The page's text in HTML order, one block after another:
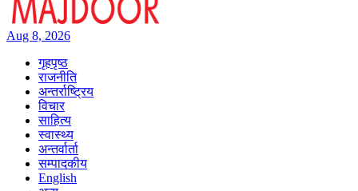
Aug 8, 2026
गृहपृष्ठ
राजनीति
अन्तर्राष्ट्रिय
विचार
साहित्य
स्वास्थ्य
अन्तर्वार्ता
सम्पादकीय
English